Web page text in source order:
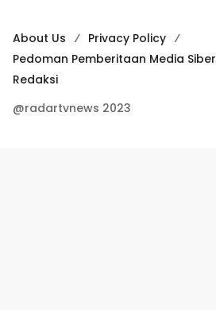
About Us
Privacy Policy
Pedoman Pemberitaan Media Siber
Redaksi
@radartvnews 2023